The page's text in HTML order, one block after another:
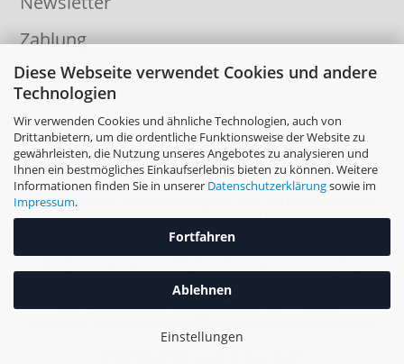
Diese Webseite verwendet Cookies und andere
Technologien
Wir verwenden Cookies und ähnliche Technologien, auch von
Drittanbietern, um die ordentliche Funktionsweise der Website zu
gewährleisten, die Nutzung unseres Angebotes zu analysieren und
Ihnen ein bestmögliches Einkaufserlebnis bieten zu können. Weitere
Informationen finden Sie in unserer Datenschutzerklärungsowie im
Impressum.
Fortfahren
Ablehnen
Einstellungen
Zahlung
Informationen
Die Inhalte dieser Seiten sind urheberrechtlich, als wesentliche Teile
von Datenbanken oder als sonstige gewerbliche Schutzrechte
geschützt. Alle Rechte vorbehalten.
Nachdrucke, öffentliches Zugänglichmachen, insbesondere durch
Aufnahme in fremde Internetangebote und Online Dienste sowie
Vervielfältigungen auf Datenträger aller Art, z.B. CD- ROM, DVD-